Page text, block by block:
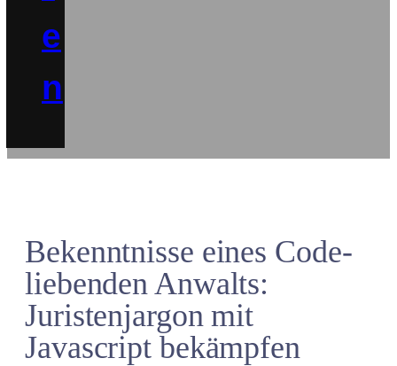
e
n
Bekenntnisse eines Code-
liebenden Anwalts:
Juristenjargon mit
Javascript bekämpfen